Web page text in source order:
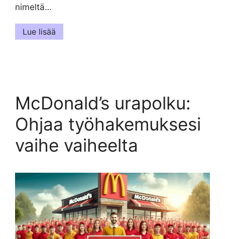
nimeltä…
Lue lisää
McDonald’s urapolku:
Ohjaa työhakemuksesi
vaihe vaiheelta